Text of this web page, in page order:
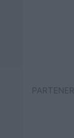
PARTENERI